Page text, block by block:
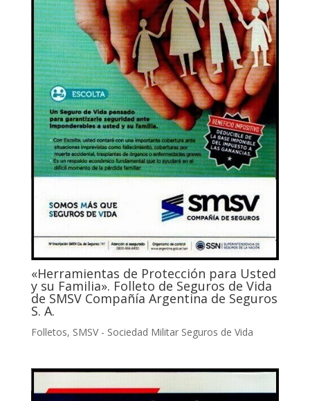
«Herramientas de Protección para Usted
y su Familia». Folleto de Seguros de Vida
de SMSV Compañía Argentina de Seguros
S. A.
Folletos, SMSV - Sociedad Militar Seguros de Vida